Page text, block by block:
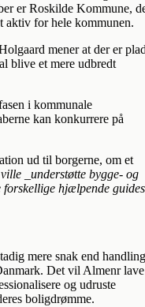
er Roskilde Kommune,
aktiv for hele kommunen.
mener at der er
blive et mere udbredt
i kommunale
kan konkurrere på
ud til borgerne, om et
ville _understøtte bygge- og
hjælpende guides
mere snak end
Det vil Almenr lave
og udruste
boligdrømme.